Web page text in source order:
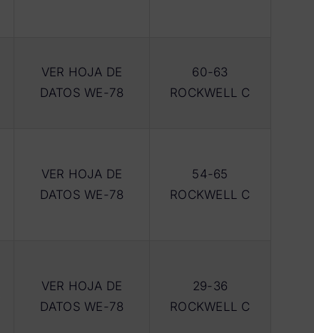
VER HOJA DE
DATOS WE-78
60-63
ROCKWELL C
VER HOJA DE
DATOS WE-78
54-65
ROCKWELL C
VER HOJA DE
DATOS WE-78
29-36
ROCKWELL C